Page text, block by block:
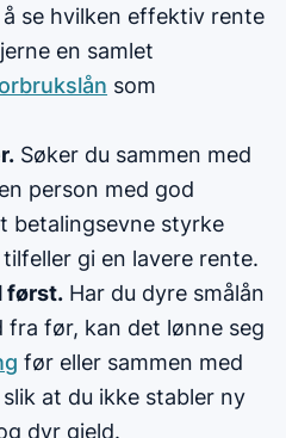
se hvilken effektiv rente
en samlet
som
Søker du sammen med
person med god
betalingsevne styrke
gi en lavere rente.
først. Har du dyre smålån
før, kan det lønne seg
før eller sammen med
at du ikke stabler ny
dyr gjeld.